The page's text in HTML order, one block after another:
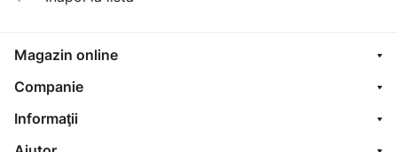
Magazin online
Companie
Informaţii